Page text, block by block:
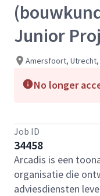
Junior
Amersfoort, Utrecht,
No longer
Job ID
34458
Arcadis is een
organisatie die
adviesdiensten